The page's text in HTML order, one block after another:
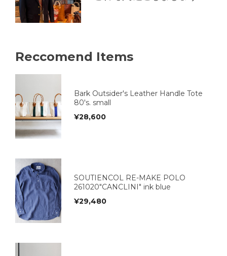
Reccomend Items
Bark Outsider's Leather Handle Tote
80's. small
¥28,600
SOUTIENCOL RE-MAKE POLO
261020"CANCLINI" ink blue
¥29,480